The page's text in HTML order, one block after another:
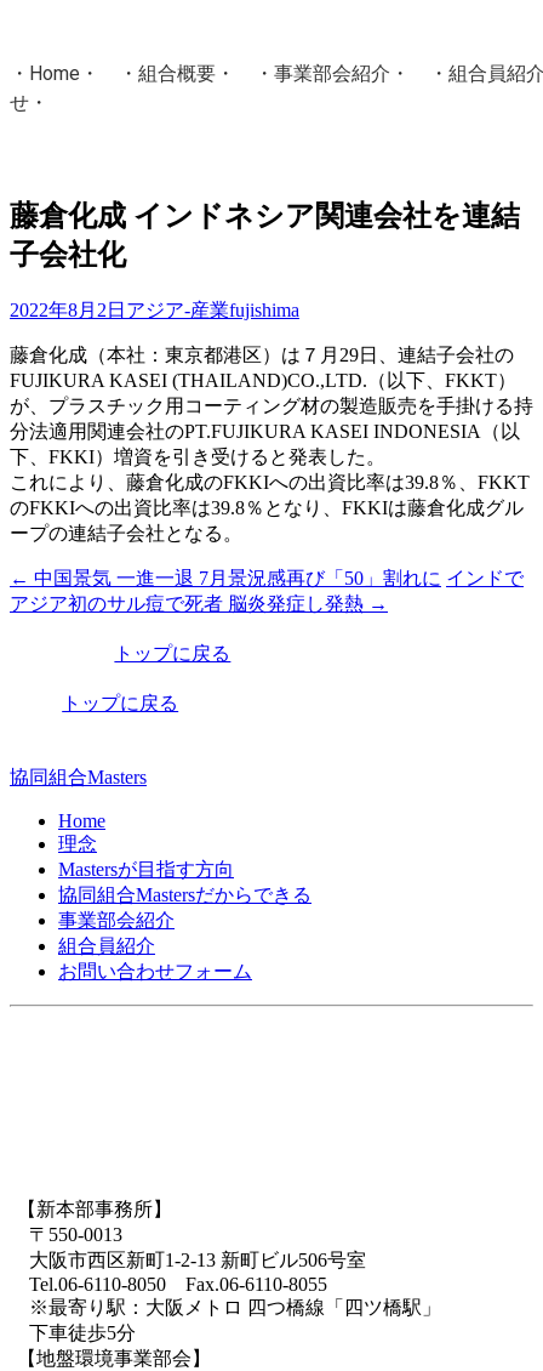
・ Home ・ ・ 組合概要 ・ ・ 事業部会紹介 ・ ・ 組合員紹
せ ・
国土交通省・経済産業省・農林水産省・厚生労働省 認可
藤倉化成 インドネシア関連会社を連結
子会社化
2022年8月2日 アジア-産業fujishima
藤倉化成（本社：東京都港区）は７月29日、連結子会社の
FUJIKURA KASEI (THAILAND)CO.,LTD.（以下、FKKT）
が、プラスチック用コーティング材の製造販売を手掛ける持
分法適用関連会社のPT.FUJIKURA KASEI INDONESIA（以
下、FKKI）増資を引き受けると発表した。
これにより、藤倉化成のFKKIへの出資比率は39.8％、FKKT
のFKKIへの出資比率は39.8％となり、FKKIは藤倉化成グル
ープの連結子会社となる。
投
稿
ー
← 中国景気 一進一退 7月景況感再び「50」割れに インドで
アジア初のサル痘で死者 脳炎発症し発熱 →
トップに戻る
トップに戻る
協同組合Masters
Home
理念
Mastersが目指す方向
協同組合Mastersだからできる
事業部会紹介
組合員紹介
お問い合わせフォーム
【新本部事務所】
〒550-0013
大阪市西区新町1-2-13 新町ビル506号室
Tel.06-6110-8050 Fax.06-6110-8055
※最寄り駅：大阪メトロ 四つ橋線「四ツ橋駅」
下車徒歩5分
【地盤環境事業部会】